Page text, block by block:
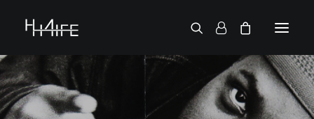
ENGLISH
DEMANDE UN VINYLE
RECHERCHE PAR ARTISTE
2 CHAINZ